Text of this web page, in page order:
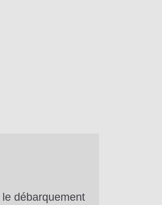
débarquement